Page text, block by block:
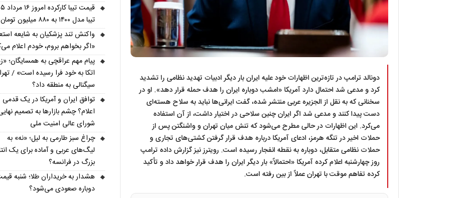
دونالد ترامپ در تازه‌ترین اظهارات خود علیه ایران بار دیگر ادبیات تهدید نظامی را تشدید
کرد و مدعی شد احتمال دارد آمریکا «امشب دوباره ایران را هدف حمله قرار دهد». او در
سخنانی که به نقل از الجزیره عربی منتشر شده، گفت ایرانی‌ها نباید به سلاح هسته‌ای
دست پیدا کنند و مدعی شد اگر ایران چنین سلاحی در اختیار داشت، از آن استفاده
می‌کرد. این اظهارات در حالی مطرح می‌شود که تنش میان تهران و واشنگتن پس از
حملات اخیر در تنگه هرمز، ادعای آمریکا درباره هدف قرار گرفتن کشتی‌های تجاری و
حملات نظامی متقابل، دوباره به نقطه انفجار رسیده است. رویترز نیز گزارش داده ترامپ
روز چهارشنبه اعلام کرده آمریکا «احتمالاً» بار دیگر ایران را هدف قرار خواهد داد و تأکید
کرده تفاهم موقت با تهران عملاً از بین رفته است.
تیبا مدل ۱۴۰۰ به ۸۸۰ میلیون تومان رسید
واکنش تند پزشکیان به شایعه
«اگر بخواهم بروم، خودم اعلام
پیام مهم عراقچی به همسایگان؛
اتکا به خود فرا رسیده است» /
سیگنالی به منطقه داد؟
توافق ایران و آمریکا در یک قدمی
اعلام؟ چشم بازارها به تصمیم
شورای عالی امنیت ملی
چراغ سبز طارمی به لیل؛ «نه» به
لیگ‌های عربی و آماده برای یک
بزرگ در فرانسه؟
هشدار به خریداران طلا؛ شنبه
دوباره صعودی می‌شود؟